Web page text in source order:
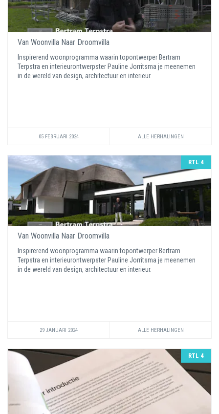
Van Woonvilla Naar Droomvilla
Inspirerend woonprogramma waarin topontwerper Bertram
Terpstra en interieurontwerpster Pauline Jorritsma je meenemen
in de wereld van design, architectuur en interieur.
05 FEBRUARI 2024 ALLE HERHALINGEN
RTL 4
Van Woonvilla Naar Droomvilla
Inspirerend woonprogramma waarin topontwerper Bertram
Terpstra en interieurontwerpster Pauline Jorritsma je meenemen
in de wereld van design, architectuur en interieur.
29 JANUARI 2024 ALLE HERHALINGEN
RTL 4